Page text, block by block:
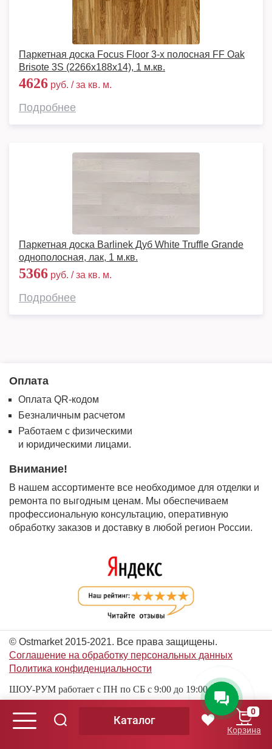
Паркетная доска Focus Floor 3-х полосная FF Oak
Brisote 3S (2266х188х14), 1 м.кв.
4626 руб. / за кв. м.
Подробнее
Паркетная доска Barlinek Дуб White Truffle Grande
однополосная, лак, 1 м.кв.
5366 руб. / за кв. м.
Подробнее
Оплата
Оплата QR-кодом
Безналичным расчетом
Работаем с физическими
и юридическими лицами.
Внимание!
В нашем ассортименте все необходимое для отделки и
ремонта по выгодным ценам. Мы обеспечиваем
профессиональную консультацию, оперативную
обработку заказов и доставку в любой регион России.
© Ostmarket 2015-2021. Все права защищены.
Соглашение на обработку персональных данных
Политика конфиденциальности
ШОУ-РУМ работает с ПН по СБ с 9:00 до 19:00
© Ostmarket 2015-2026. Все права защищены.
Каталог
0
Корзина